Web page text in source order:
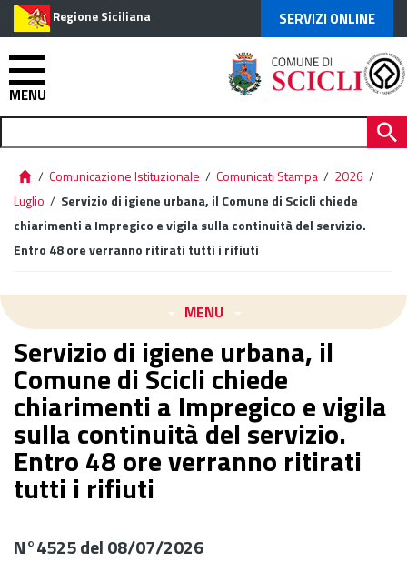
Regione Siciliana SERVIZI ONLINE
MENU
/ Comunicazione Istituzionale / Comunicati Stampa / 2026 /
Luglio / Servizio di igiene urbana, il Comune di Scicli chiede
chiarimenti a Impregico e vigila sulla continuità del servizio.
Entro 48 ore verranno ritirati tutti i rifiuti
MENU
Servizio di igiene urbana, il
Comune di Scicli chiede
chiarimenti a Impregico e vigila
sulla continuità del servizio.
Entro 48 ore verranno ritirati
tutti i rifiuti
N°4525 del 08/07/2026